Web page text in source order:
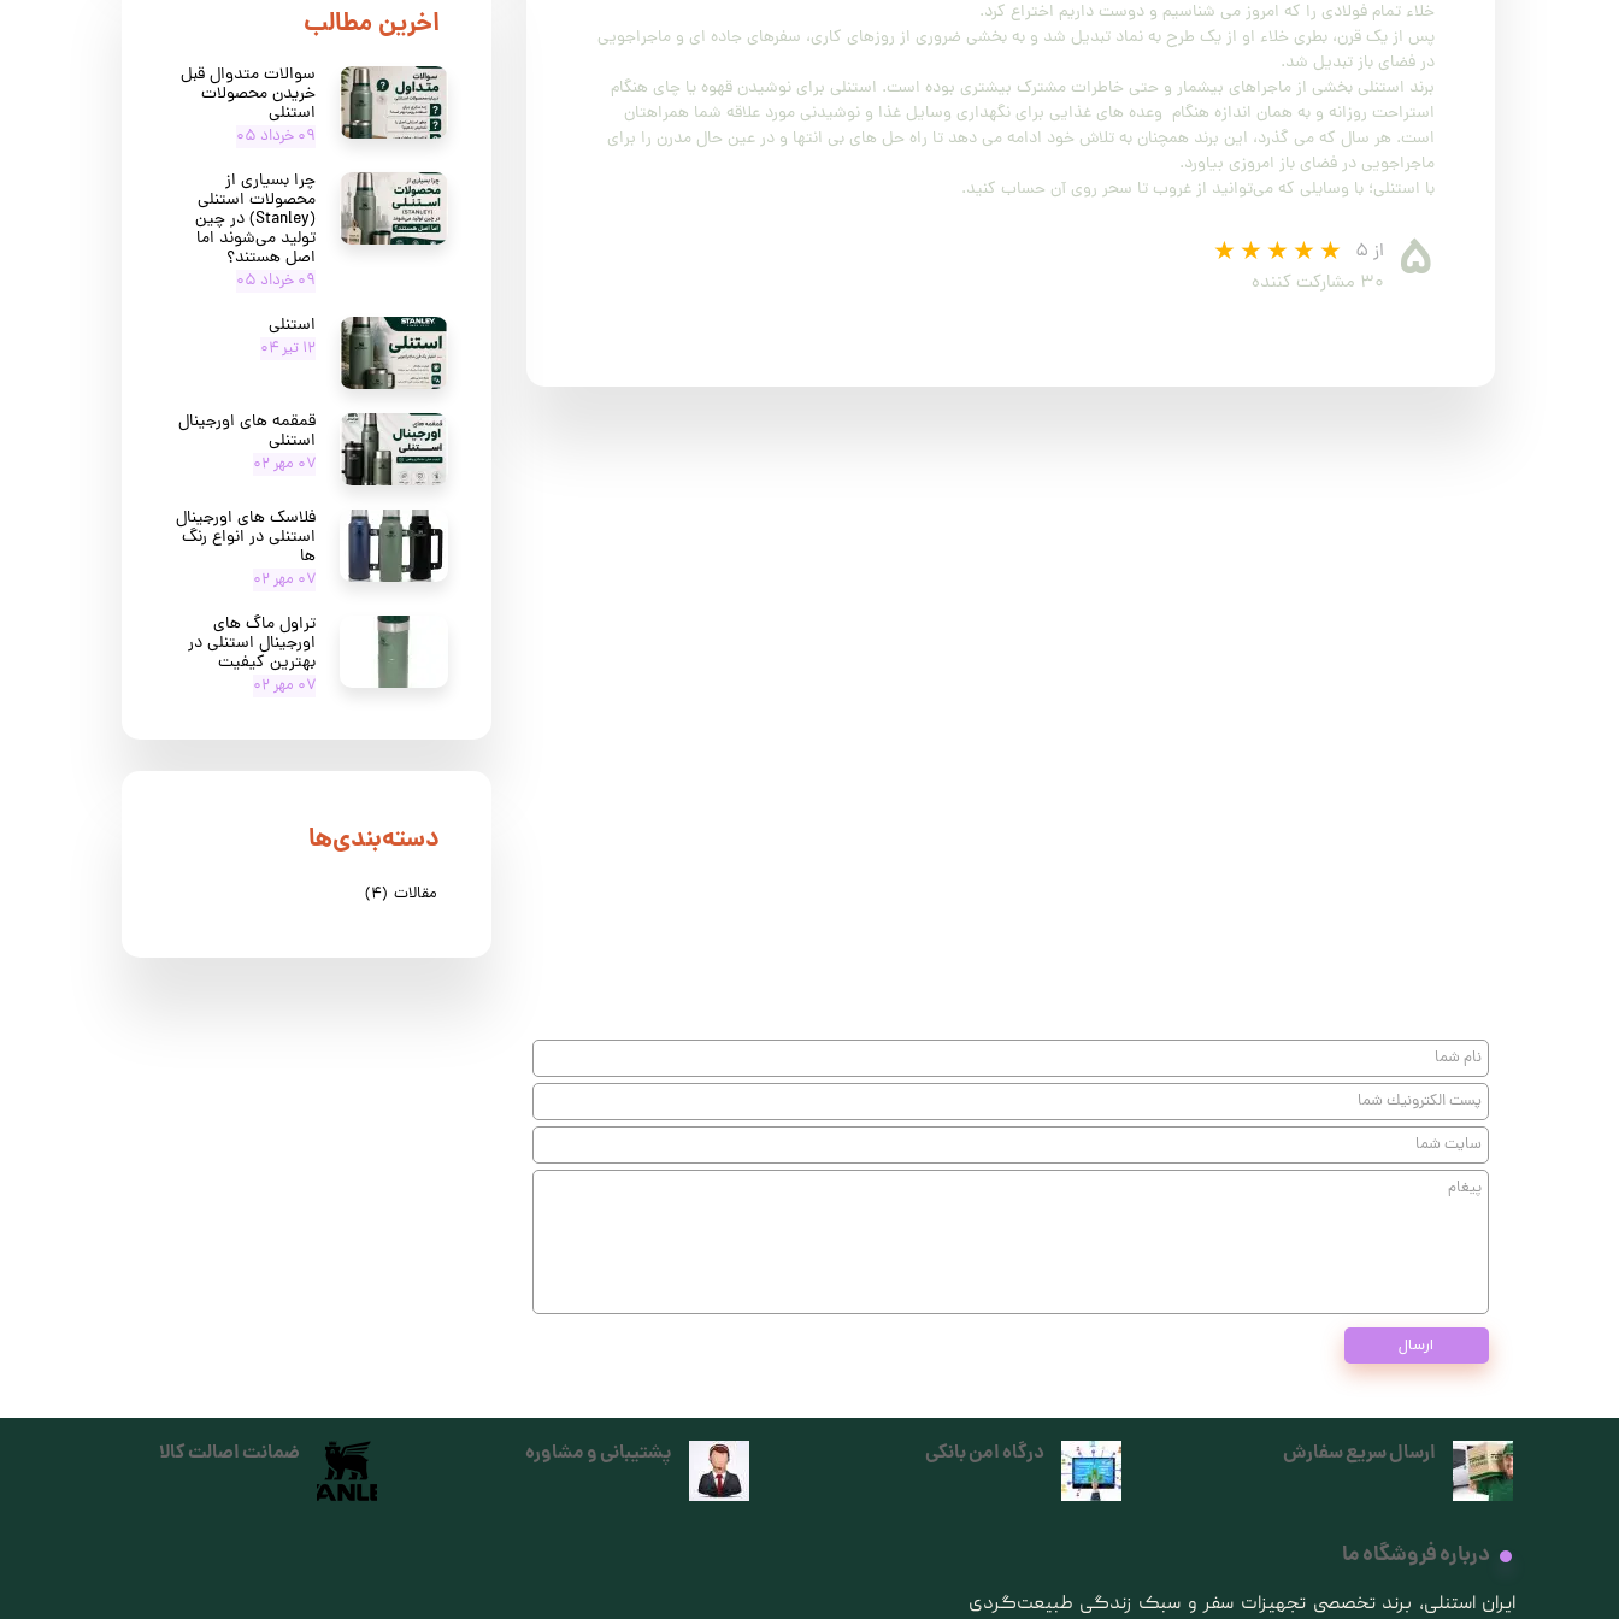
کیف و اکسسوری استنلی
خلاء تمام فولادی را که امروز می شناسیم و دوست داریم اختراع کرد.
پس از یک قرن، بطری خلاء او از یک طرح به نماد تبدیل شد و به بخشی ضروری از روزهای کاری، سفرهای جاده ای و ماجراجویی
در فضای باز تبدیل شد.
برند استنلی بخشی از ماجراهای بیشمار و حتی خاطرات مشترک بیشتری بوده است. استنلی برای نوشیدن قهوه یا چای هنگام
استراحت روزانه و به همان اندازه هنگام وعده های غذایی برای نگهداری وسایل غذا و نوشیدنی مورد علاقه شما همراهتان
است. هر سال که می گذرد، این برند همچنان به تلاش خود ادامه می دهد تا راه حل های بی انتها و در عین حال مدرن را برای
ماجراجویی در فضای باز امروزی بیاورد.
با استنلی؛ با وسایلی که می‌توانید از غروب تا سحر روی آن حساب کنید.
۵
از ۵
۳۰ مشارکت کننده
​اخرین مطالب
سوالات متدوال قبل
خریدن محصولات
استنلی
۰۹ خرداد ۰۵
چرا بسیاری از
محصولات استنلی
(Stanley) در چین
تولید می‌شوند اما
اصل هستند؟
۰۹ خرداد ۰۵
استنلی
۱۲ تیر ۰۴
قمقمه های اورجینال
استنلی
۰۷ مهر ۰۲
فلاسک های اورجینال
استنلی در انواع رنگ
ها
۰۷ مهر ۰۲
تراول ماگ های
اورجینال استنلی در
بهترین کیفیت
۰۷ مهر ۰۲
دسته‌بندی‌ها
مقالات (۴)
ارسال
ارسال سریع سفارش
درباره فروشگاه ما
​ایران استنلی، برند تخصصی تجهیزات سفر و سبک زندگی طبیعت‌گردی
درگاه امن بانکی پشتیبانی و مشاوره ضمانت اصالت کالا